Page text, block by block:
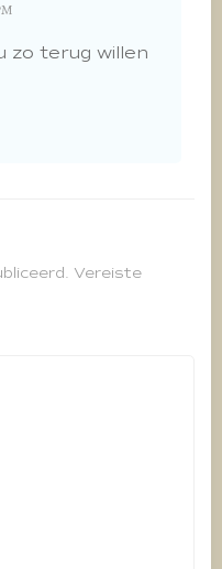
zo terug willen
Vereiste